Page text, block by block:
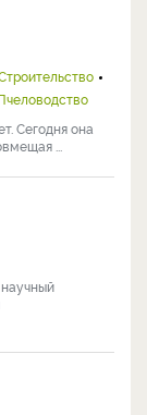
Сегодня она
...